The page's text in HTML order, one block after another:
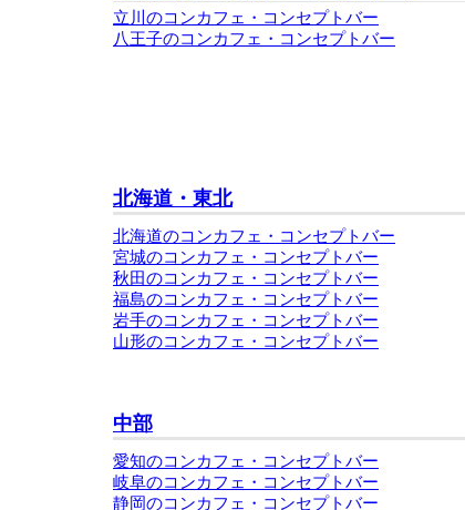
立川のコンカフェ・コンセプトバー
八王子のコンカフェ・コンセプトバー
北海道・東北
北海道のコンカフェ・コンセプトバー
宮城のコンカフェ・コンセプトバー
秋田のコンカフェ・コンセプトバー
福島のコンカフェ・コンセプトバー
岩手のコンカフェ・コンセプトバー
山形のコンカフェ・コンセプトバー
中部
愛知のコンカフェ・コンセプトバー
岐阜のコンカフェ・コンセプトバー
静岡のコンカフェ・コンセプトバー